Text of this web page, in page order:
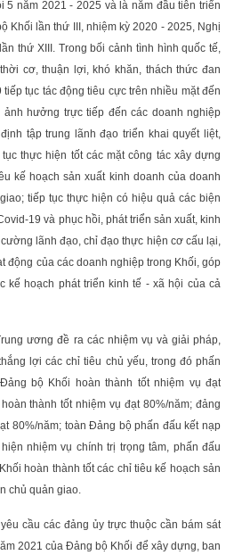
5 năm 2021 - 2025 và là năm đầu tiên triển
Khối lần thứ III, nhiệm kỳ 2020 - 2025, Nghị
thứ XIII. Trong bối cảnh tình hình quốc tế,
cơ, thuận lợi, khó khăn, thách thức đan
tục tác động tiêu cực trên nhiều mặt đến
hưởng trực tiếp đến các doanh nghiệp
tập trung lãnh đạo triển khai quyết liệt,
thực hiện tốt các mặt công tác xây dựng
kế hoạch sản xuất kinh doanh của doanh
tiếp tục thực hiện có hiệu quả các biện
19 và phục hồi, phát triển sản xuất, kinh
lãnh đạo, chỉ đạo thực hiện cơ cấu lại,
động của các doanh nghiệp trong Khối, góp
kế hoạch phát triển kinh tế - xã hội của cả
ương đề ra các nhiệm vụ và giải pháp,
lợi các chỉ tiêu chủ yếu, trong đó phấn
bộ Khối hoàn thành tốt nhiệm vụ đạt
thành tốt nhiệm vụ đạt 80%/năm; đảng
80%/năm; toàn Đảng bộ phấn đấu kết nạp
nhiệm vụ chính trị trọng tâm, phấn đấu
hoàn thành tốt các chỉ tiêu kế hoạch sản
chủ quản giao.
cầu các đảng ủy trực thuộc cần bám sát
2021 của Đảng bộ Khối để xây dựng, ban